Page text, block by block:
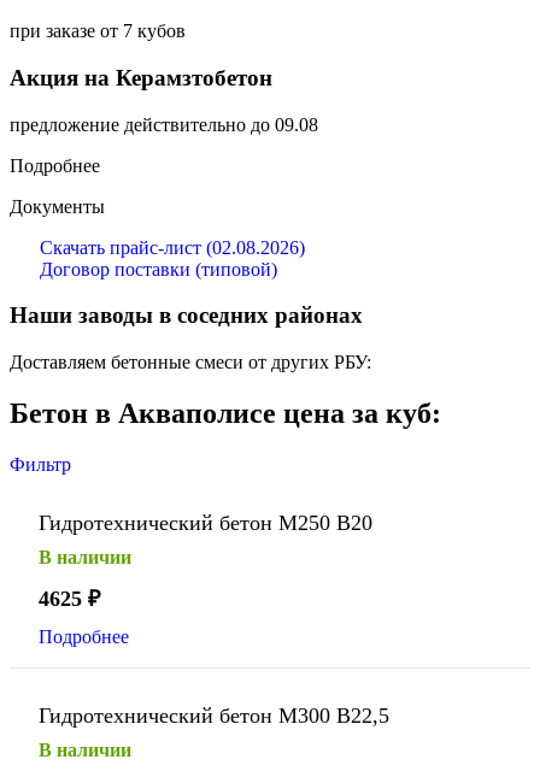
при заказе от 7 кубов
Акция на Керамзтобетон
предложение действительно до 09.08
Подробнее
Документы
Скачать прайс-лист (02.08.2026)
Договор поставки (типовой)
Наши заводы в соседних районах
Доставляем бетонные смеси от других РБУ:
Бетон в Акваполисе цена за куб:
Фильтр
Гидротехнический бетон М250 В20
В наличии
4625 ₽
Подробнее
Гидротехнический бетон М300 В22,5
В наличии